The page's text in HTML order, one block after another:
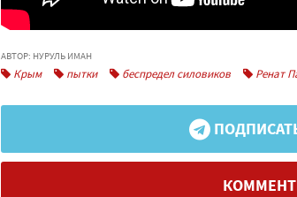
АВТОР: НУРУЛЬ ИМАН
Крым пытки беспредел силовиков Ренат